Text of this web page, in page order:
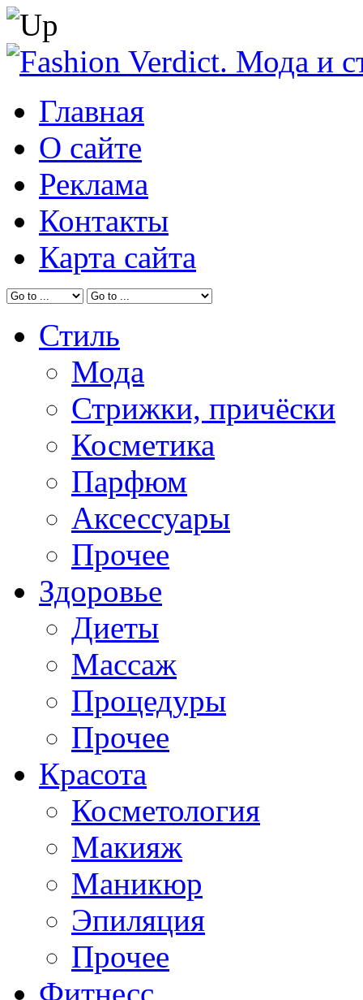
Главная
О сайте
Реклама
Контакты
Карта сайта
Стиль
Мода
Стрижки, причёски
Косметика
Парфюм
Аксессуары
Прочее
Здоровье
Диеты
Массаж
Процедуры
Прочее
Красота
Косметология
Макияж
Маникюр
Эпиляция
Прочее